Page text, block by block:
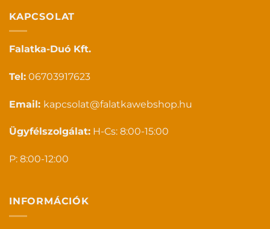
KAPCSOLAT
Falatka-Duó Kft.
Tel: 06703917623
Email: kapcsolat@falatkawebshop.hu
Ügyfélszolgálat: H-Cs: 8:00-15:00
P: 8:00-12:00
INFORMÁCIÓK